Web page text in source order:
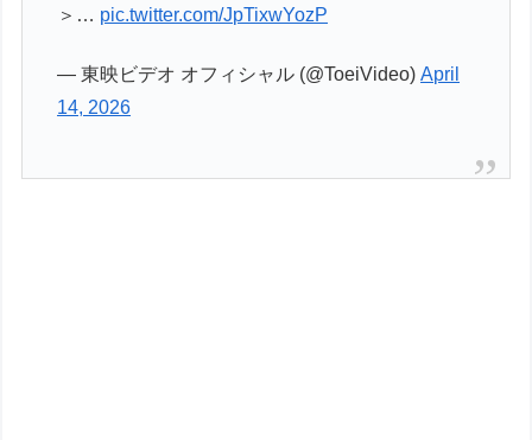
＞… pic.twitter.com/JpTixwYozP
— 東映ビデオ オフィシャル (@ToeiVideo)April
14, 2026